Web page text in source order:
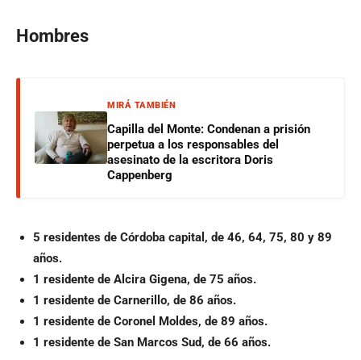
Hombres
MIRÁ TAMBIÉN
Capilla del Monte: Condenan a prisión
perpetua a los responsables del
asesinato de la escritora Doris
Cappenberg
5 residentes de Córdoba capital, de 46, 64, 75, 80 y 89
años.
1 residente de Alcira Gigena, de 75 años.
1 residente de Carnerillo, de 86 años.
1 residente de Coronel Moldes, de 89 años.
1 residente de San Marcos Sud, de 66 años.